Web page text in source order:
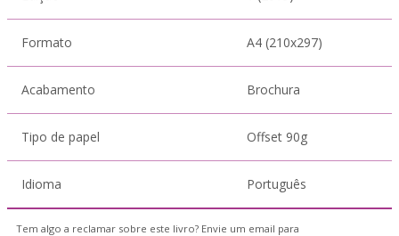
Formato A4 (210x297)
Acabamento Brochura
Tipo de papel Offset 90g
Idioma Português
Tem algo a reclamar sobre este livro? Envie um email para